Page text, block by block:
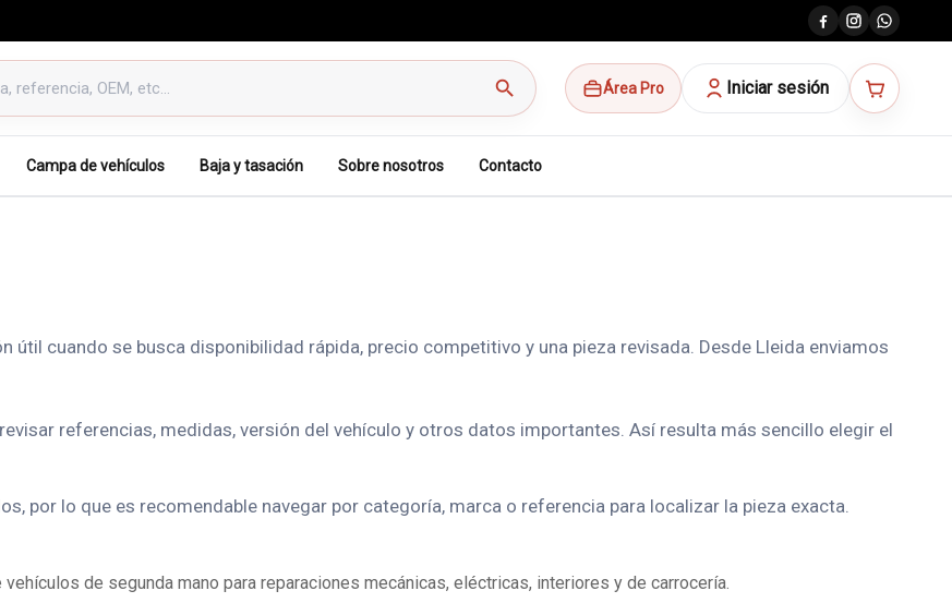
search Área Pro Iniciar sesión
Campa de vehículos Baja y tasación Sobre nosotros Contacto
útil cuando se busca disponibilidad rápida, precio competitivo y una pieza revisada. Desde Lleida enviamos
referencias, medidas, versión del vehículo y otros datos importantes. Así resulta más sencillo elegir el
por lo que es recomendable navegar por categoría, marca o referencia para localizar la pieza exacta.
de segunda mano para reparaciones mecánicas, eléctricas, interiores y de carrocería.